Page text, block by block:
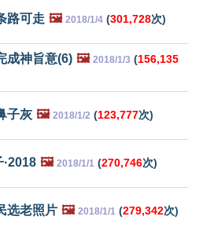
路可走 🖼️ 2018/1/4 (301,728次)
成神旨意(6) 🖼️ 2018/1/3 (156,135
子灰 🖼️ 2018/1/2 (123,777次)
🖼️ 2018/1/1 (270,746次)
选老照片 🖼️ 2018/1/1 (279,342次)